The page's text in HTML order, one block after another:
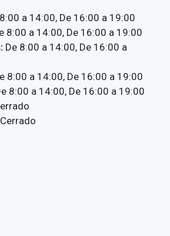
a 14:00, De 16:00 a 19:00
8:00 a 14:00, De 16:00 a 19:00
De 8:00 a 14:00, De 16:00 a
8:00 a 14:00, De 16:00 a 19:00
8:00 a 14:00, De 16:00 a 19:00
Cerrado